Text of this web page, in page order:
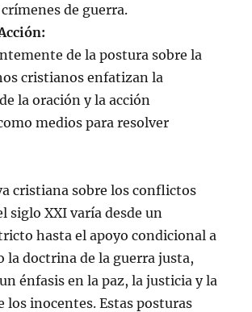
de guerra.
de la postura sobre la
cristianos enfatizan la
la oración y la acción
medios para resolver
cristiana sobre los conflictos
siglo XXI varía desde un
hasta el apoyo condicional a
la doctrina de la guerra justa,
énfasis en la paz, la justicia y la
los inocentes. Estas posturas